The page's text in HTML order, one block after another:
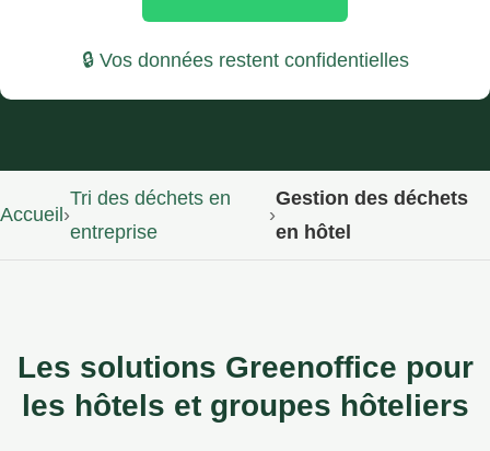
🔒 Vos données restent confidentielles
Accueil ›
Tri des déchets en
entreprise
›
Gestion des déchets
en hôtel
Les solutions Greenoffice pour
les hôtels et groupes hôteliers